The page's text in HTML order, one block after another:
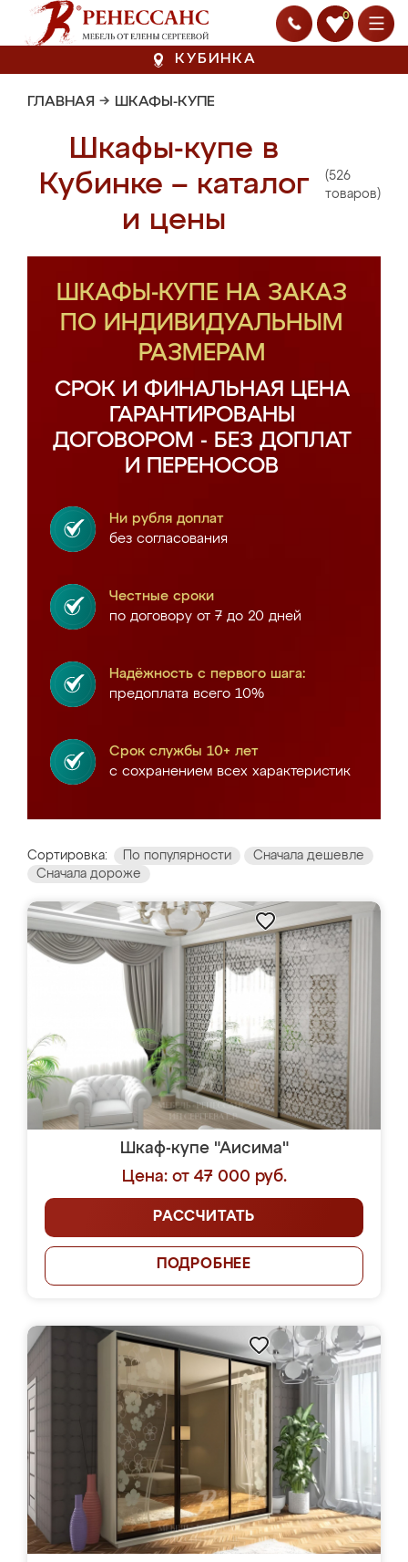
0
КУБИНКА
ГЛАВНАЯ → ШКАФЫ-КУПЕ
Шкафы-купе в
Кубинке – каталог
и цены
(526
товаров)
ШКАФЫ-КУПЕ НА ЗАКАЗ
ПО ИНДИВИДУАЛЬНЫМ
РАЗМЕРАМ
СРОК И ФИНАЛЬНАЯ ЦЕНА
ГАРАНТИРОВАНЫ
ДОГОВОРОМ - БЕЗ ДОПЛАТ
И ПЕРЕНОСОВ
Ни рубля доплат
без согласования
Честные сроки
по договору от 7 до 20 дней
Надёжность с первого шага:
предоплата всего 10%
Срок службы 10+ лет
с сохранением всех характеристик
Сортировка: По популярности
Сначала дешевле
Сначала дороже
Шкаф-купе "Аисима"
Цена: от 47 000 руб.
РАССЧИТАТЬ
ПОДРОБНЕЕ